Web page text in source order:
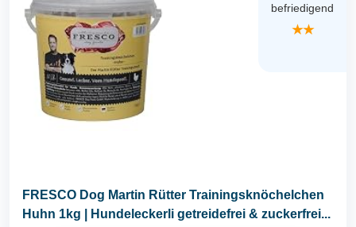
befriedigend
★★
FRESCO Dog Martin Rütter Trainingsknöchelchen
Huhn 1kg | Hundeleckerli getreidefrei & zuckerfrei...